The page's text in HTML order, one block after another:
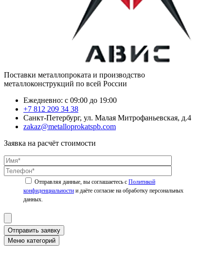
Поставки металлопроката и производство
металлоконструкций по всей России
Ежедневно: с 09:00 до 19:00
+7 812 209 34 38
Санкт-Петербург, ул. Малая Митрофаньевская, д.4
zakaz@metalloprokatspb.com
Заявка на расчёт стоимости
Политикой
конфиденциальности
Отправить заявку
Меню категорий